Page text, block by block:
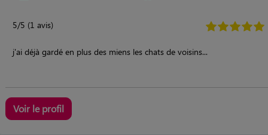
5/5 (1 avis)
j'ai déjà gardé en plus des miens les chats de voisins...
Voir le profil